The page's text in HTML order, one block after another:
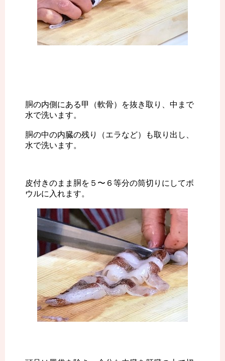
胴の内側にある甲（軟骨）を抜き取り、中まで
水で洗います。
胴の中の内臓の残り（エラなど）も取り出し、
水で洗います。
皮付きのまま胴を５〜６等分の筒切りにしてボ
ウルに入れます。